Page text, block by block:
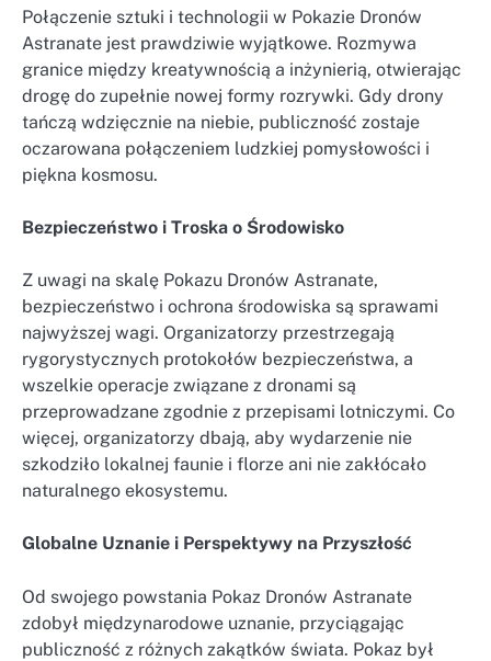
Połączenie sztuki i technologii w Pokazie Dronów
Astranate jest prawdziwie wyjątkowe. Rozmywa
granice między kreatywnością a inżynierią, otwierając
drogę do zupełnie nowej formy rozrywki. Gdy drony
tańczą wdzięcznie na niebie, publiczność zostaje
oczarowana połączeniem ludzkiej pomysłowości i
piękna kosmosu.
Bezpieczeństwo i Troska o Środowisko
Z uwagi na skalę Pokazu Dronów Astranate,
bezpieczeństwo i ochrona środowiska są sprawami
najwyższej wagi. Organizatorzy przestrzegają
rygorystycznych protokołów bezpieczeństwa, a
wszelkie operacje związane z dronami są
przeprowadzane zgodnie z przepisami lotniczymi. Co
więcej, organizatorzy dbają, aby wydarzenie nie
szkodziło lokalnej faunie i florze ani nie zakłócało
naturalnego ekosystemu.
Globalne Uznanie i Perspektywy na Przyszłość
Od swojego powstania Pokaz Dronów Astranate
zdobył międzynarodowe uznanie, przyciągając
publiczność z różnych zakątków świata. Pokaz był